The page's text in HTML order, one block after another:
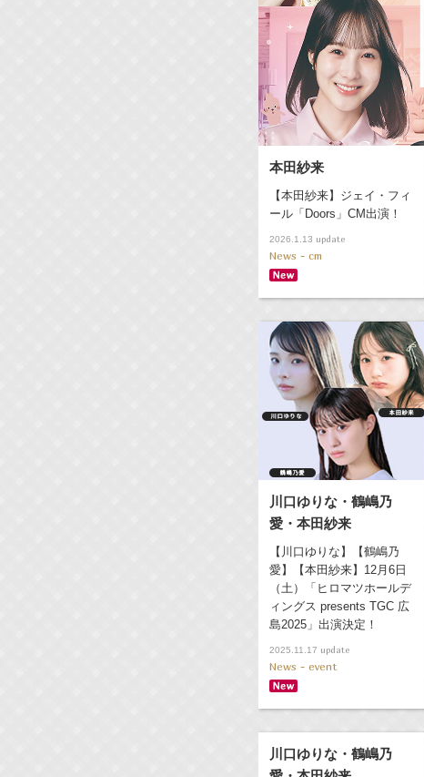
本田紗来
【本田紗来】ジェイ・フィ
ール「Doors」CM出演！
2026.1.13 update
News - cm
川口ゆりな・鶴嶋乃
愛・本田紗来
【川口ゆりな】【鶴嶋乃
愛】【本田紗来】12月6日
（土）「ヒロマツホールデ
ィングス presents TGC 広
島2025」出演決定！
2025.11.17 update
News - event
川口ゆりな・鶴嶋乃